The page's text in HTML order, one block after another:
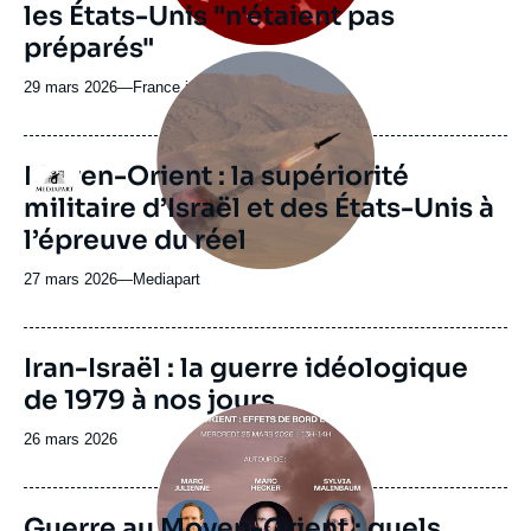
les États-Unis "n'étaient pas
préparés"
29 mars 2026—Nom
journal,
revue
ou
émission
France inter
Logo
principale
médiatique
Moyen-Orient : la supériorité
militaire d’Israël et des États-Unis à
l’épreuve du réel
27 mars 2026—Nom
journal,
ou
émission
Mediapart
Image
de
couverture
la
Iran-Israël : la guerre idéologique
de 1979 à nos jours
Date
publication
26 mars 2026
Image
principale
médiatique